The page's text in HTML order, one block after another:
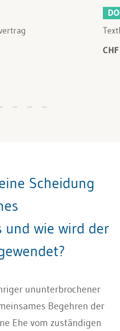
Scheidung
und wie wird der
ununterbrochener
Begehren der
Ehe vom zuständigen